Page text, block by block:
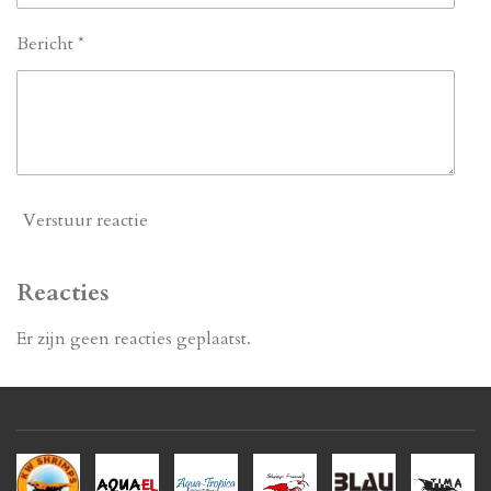
Bericht *
Verstuur reactie
Reacties
Er zijn geen reacties geplaatst.